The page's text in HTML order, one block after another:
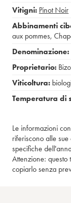
Vitigni: Pinot Noir
Abbinamenti
aux pommes,
Denominazione:
Proprietario:
Viticoltura:
Temperatura di
Le informazioni
riferiscono alle
specifiche
Attenzione: questo
copiarlo senza